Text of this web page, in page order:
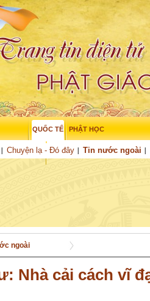
QUỐC TẾ
Chuyện lạ - Đó đây Tin nước ngoài
PHẬT HỌC
NGHIÊN CỨU
ngoài
Nhà cải cách vĩ